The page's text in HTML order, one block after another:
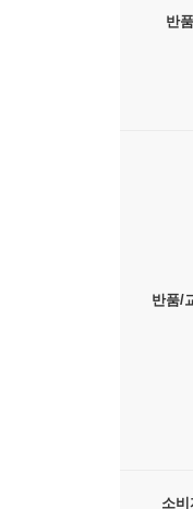
반
반품/
소